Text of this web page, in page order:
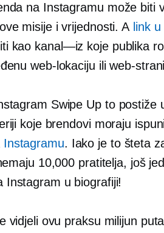
na Instagramu može biti
misije i vrijednosti. A link
kao kanal—iz koje publika
web-lokaciju ili web-
Swipe Up to postiže
koje brendovi moraju
Instagramu. Iako je to šteta
10,000 pratitelja, još
Instagram u biografiji!
vidjeli ovu praksu milijun